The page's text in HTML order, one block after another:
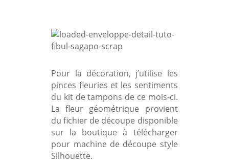
Pour la décoration, j’utilise les
pinces fleuries et les sentiments
du kit de tampons de ce mois-ci.
La fleur géométrique provient
du fichier de découpe disponible
sur la boutique à télécharger
pour machine de découpe style
Silhouette.